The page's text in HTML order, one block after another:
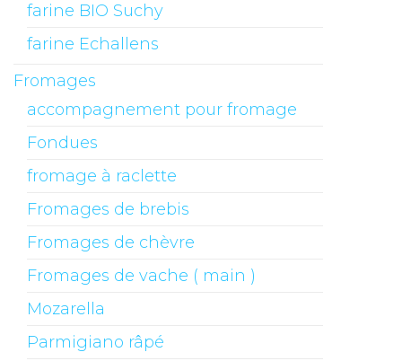
farine BIO Suchy
farine Echallens
Fromages
accompagnement pour fromage
Fondues
fromage à raclette
Fromages de brebis
Fromages de chèvre
Fromages de vache ( main )
Mozarella
Parmigiano râpé